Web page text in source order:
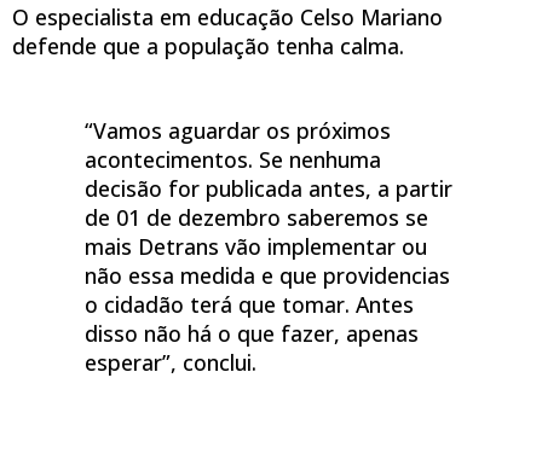
O especialista em educação Celso Mariano
defende que a população tenha calma.
“Vamos aguardar os próximos
acontecimentos. Se nenhuma
decisão for publicada antes, a partir
de 01 de dezembro saberemos se
mais Detrans vão implementar ou
não essa medida e que providencias
o cidadão terá que tomar. Antes
disso não há o que fazer, apenas
esperar”, conclui.